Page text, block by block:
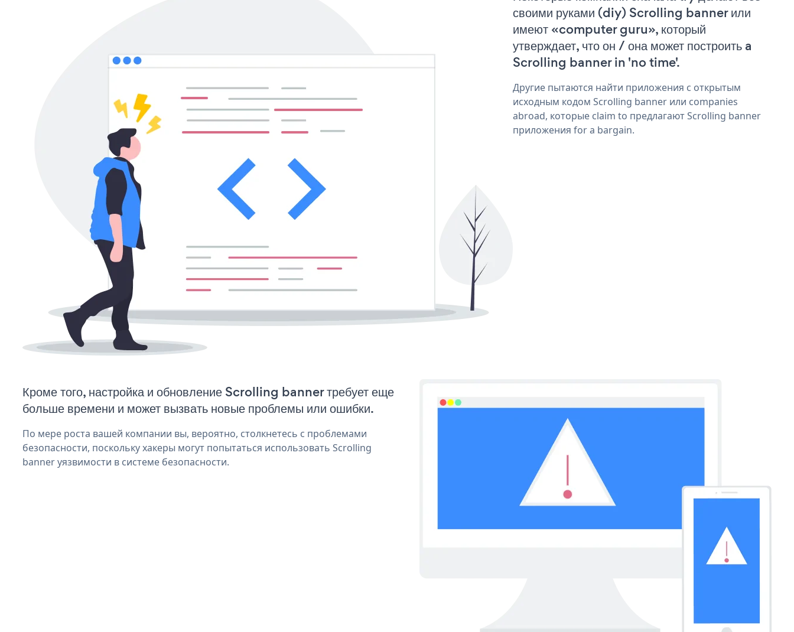
своими руками (diy) Scrolling banner или
имеют «computer guru», который
утверждает, что он / она может построить a
Scrolling banner in 'no time'.
Другие пытаются найти приложения с открытым
исходным кодом Scrolling banner или companies
abroad, которые claim to предлагают Scrolling banner
приложения for a bargain.
Кроме того, настройка и обновление Scrolling banner требует еще
больше времени и может вызвать новые проблемы или ошибки.
По мере роста вашей компании вы, вероятно, столкнетесь с проблемами
безопасности, поскольку хакеры могут попытаться использовать Scrolling
banner уязвимости в системе безопасности.